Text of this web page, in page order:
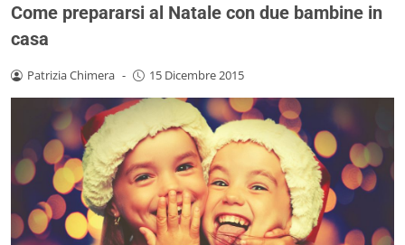
Come prepararsi al Natale con due bambine in
casa
Patrizia Chimera - 15 Dicembre 2015